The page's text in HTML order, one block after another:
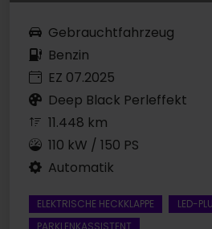
Gebrauchtfahrzeug
Benzin
EZ 07.2025
Deep Black Perleffekt
11.448 km
110 kW / 150 PS
Automatik
ELEKTRISCHE HECKKLAPPE
LED-
PARKLENKASSISTENT